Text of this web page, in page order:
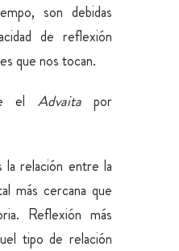
son debidas
de reflexión
que nos tocan.
el Advaitapor
la relación entre la
más cercana que
Reflexión más
tipo de relación